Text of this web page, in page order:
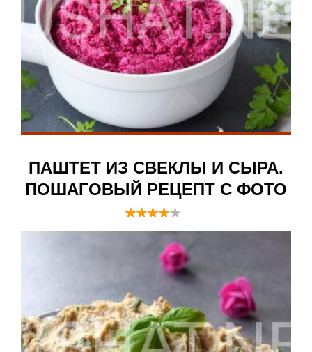
ПАШТЕТ ИЗ СВЕКЛЫ И СЫРА.
ПОШАГОВЫЙ РЕЦЕПТ С ФОТО